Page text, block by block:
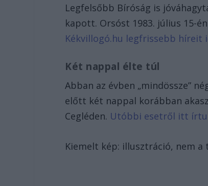
Legfelsőbb Bíróság is
kapott. Orsóst 1983. július 15-
Kékvillogó.hu legfrissebb híreit
Két nappal élte túl
Abban az évben „mindössze”
előtt két nappal korábban
Cegléden. Utóbbi esetről itt
Kiemelt kép: illusztráció, nem